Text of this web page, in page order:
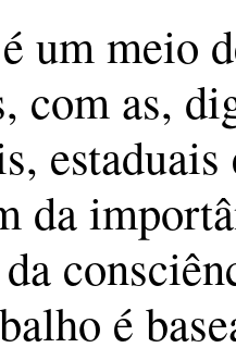
um meio
com as,
da
é